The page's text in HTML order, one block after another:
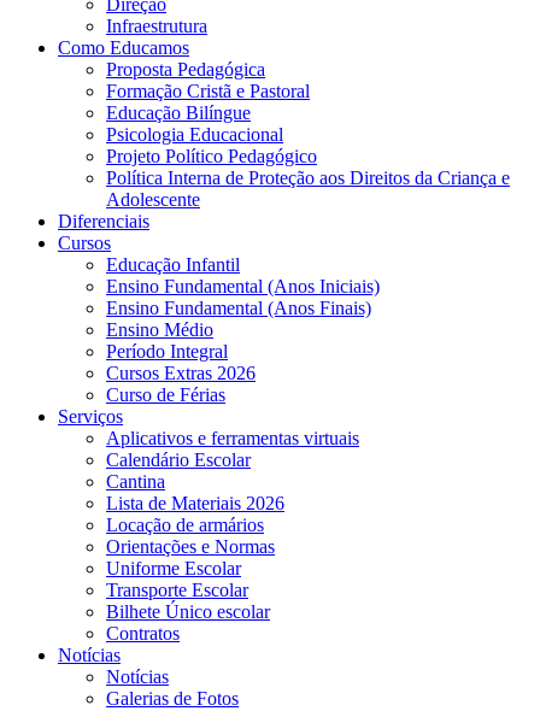
Direção
Infraestrutura
Como Educamos
Proposta Pedagógica
Formação Cristã e Pastoral
Educação Bilíngue
Psicologia Educacional
Projeto Político Pedagógico
Política Interna de Proteção aos Direitos da Criança e
Adolescente
Diferenciais
Cursos
Educação Infantil
Ensino Fundamental (Anos Iniciais)
Ensino Fundamental (Anos Finais)
Ensino Médio
Período Integral
Cursos Extras 2026
Curso de Férias
Serviços
Aplicativos e ferramentas virtuais
Calendário Escolar
Cantina
Lista de Materiais 2026
Locação de armários
Orientações e Normas
Uniforme Escolar
Transporte Escolar
Bilhete Único escolar
Contratos
Notícias
Notícias
Galerias de Fotos